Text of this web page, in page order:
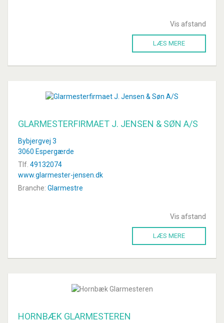
Vis afstand
LÆS MERE
GLARMESTERFIRMAET J. JENSEN & SØN A/S
Bybjergvej 3
3060 Espergærde
Tlf. 49132074
www.glarmester-jensen.dk
Branche: Glarmestre
Vis afstand
LÆS MERE
HORNBÆK GLARMESTEREN